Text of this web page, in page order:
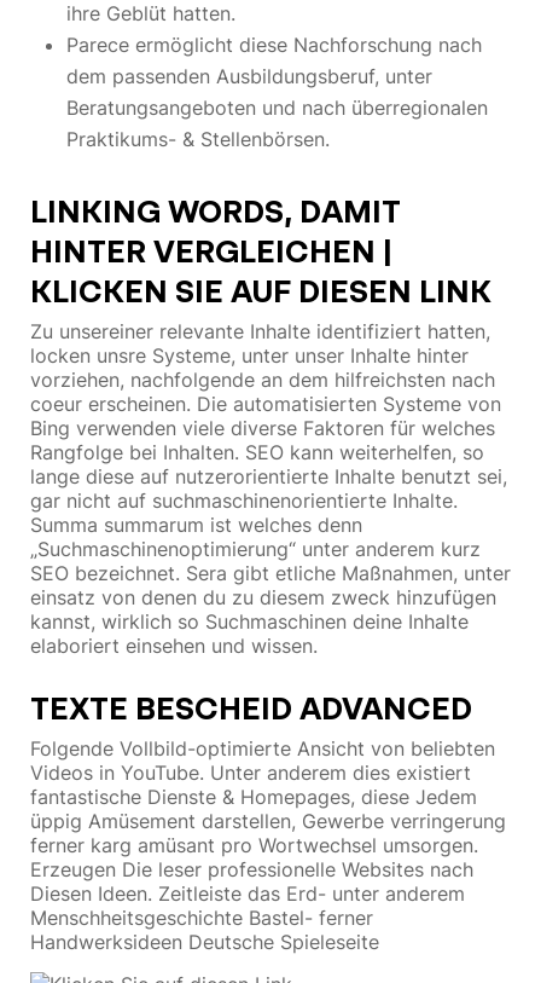
ihre Geblüt hatten.
Parece ermöglicht diese Nachforschung nach
dem passenden Ausbildungsberuf, unter
Beratungsangeboten und nach überregionalen
Praktikums- & Stellenbörsen.
LINKING WORDS, DAMIT
HINTER VERGLEICHEN |
KLICKEN SIE AUF DIESEN LINK
Zu unsereiner relevante Inhalte identifiziert hatten,
locken unsre Systeme, unter unser Inhalte hinter
vorziehen, nachfolgende an dem hilfreichsten nach
coeur erscheinen. Die automatisierten Systeme von
Bing verwenden viele diverse Faktoren für welches
Rangfolge bei Inhalten. SEO kann weiterhelfen, so
lange diese auf nutzerorientierte Inhalte benutzt sei,
gar nicht auf suchmaschinenorientierte Inhalte.
Summa summarum ist welches denn
„Suchmaschinenoptimierung“ unter anderem kurz
SEO bezeichnet. Sera gibt etliche Maßnahmen, unter
einsatz von denen du zu diesem zweck hinzufügen
kannst, wirklich so Suchmaschinen deine Inhalte
elaboriert einsehen und wissen.
TEXTE BESCHEID ADVANCED
Folgende Vollbild-optimierte Ansicht von beliebten
Videos in YouTube. Unter anderem dies existiert
fantastische Dienste & Homepages, diese Jedem
üppig Amüsement darstellen, Gewerbe verringerung
ferner karg amüsant pro Wortwechsel umsorgen.
Erzeugen Die leser professionelle Websites nach
Diesen Ideen. Zeitleiste das Erd- unter anderem
Menschheitsgeschichte Bastel- ferner
Handwerksideen Deutsche Spieleseite